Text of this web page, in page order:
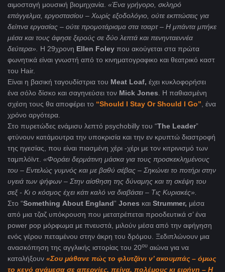
αιμοσταγή μουσική βιομηχανία. «Ένα γρήγορο, σκληρό
επάγγελμα, εργοστασίου – Χωρίς εξοδολόγιο, ούτε εκπτώσεις για
δείπνα εργασίας – ούτε προμοτάρισμα στα τσαρτ – Η μπάντα μπήκε
μέσα και τους άφησε ξερούς σε δύο λεπτά και πενηνταεννέα
δεύτερα». Η 29χρονη Ellen Foley που ακούγεται στα πρώτα
φωνητικά είναι γνωστή από το κινηματογραφικο και θεατρικό καστ
του Hair.
Είναι η βασική ταγουδίστρια του Meat Loaf, έχει κυκλοφορήσει
ένα σόλο δίσκο και σαγηνεύσει τον Mick Jones. Η παθιασμένη
σχέση τους θα αποφέρει το “Should I Stay Or Should I Go”, ένα
χρόνο αργότερα.
Στο πυρετώδες ενάμισυ λεπτό psychobilly του “The Leader”
φτύνουν κατάμουτρα την υποκρισία και την εν κρυπτώ διαστροφή
της ηγεσίας, που είναι πιασμένη χέρι -χέρι με τον κιτρινισμό των
ταμπλόϊντ. «Φοράει δερμάτινη μάσκα για τους προσκεκλημένους
του – Εντελώς γυμνός και με βαθύ σέβας – Σηκώνει το ποτήρι στην
υγειά των ψήφων – Στην αίσθηση της δύναμης και τη σκέψη του
σεξ - Κι ο κόσμος έχει κάτι καλό να διαβάσει – Τις Κυριακές».
Στο “Something About England” Jones και Strummer, μέσα
από μια τζαζ υπόκρουση που μετατρέπεται προοδευτικά σ’ ένα
power pop μόρφωμα με πνευστά, μιλούν μέσα από την αφήγηση
ενός γέρου πεταμένου στην άκρη του δρόμου. Ξεδιπλώνουν μια
ανασκόπηση της αγγλικής ιστορίας του 20ου αιώνα για να
καταλήξουν «Σου μάθανε πώς το φλυτζάνι ν’ ακουμπάς – όμως
το κενό ανάμεσα σε απεργίες, πείνα, πολέμους κι ειρήνη – Η